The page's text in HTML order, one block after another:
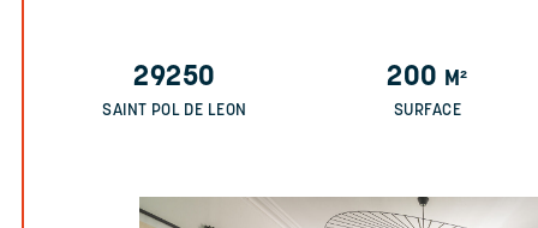
29250
SAINT POL DE LEON
200 M²
SURFACE